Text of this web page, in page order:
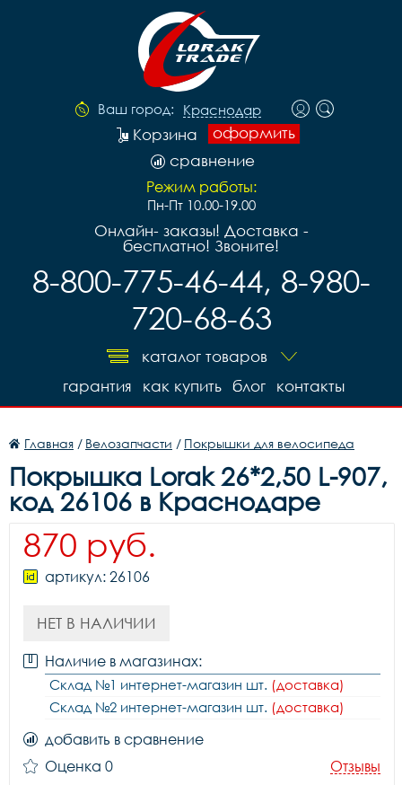
Ваш город: Краснодар
оформить
Корзина
сравнение
Режим работы:
Пн-Пт 10.00-19.00
Онлайн- заказы! Доставка -
бесплатно! Звоните!
8-800-775-46-44, 8-980-
720-68-63
каталог товаров
контакты
блог
как купить
гарантия
Главная / Велозапчасти / Покрышки для велосипеда
Покрышка Lorak 26*2,50 L-907,
код 26106 в Краснодаре
870 руб.
артикул: 26106
НЕТ В НАЛИЧИИ
Наличие в магазинах:
Склад №1 интернет-магазин шт. (доставка)
Склад №2 интернет-магазин шт. (доставка)
добавить в сравнение
Оценка 0
Отзывы